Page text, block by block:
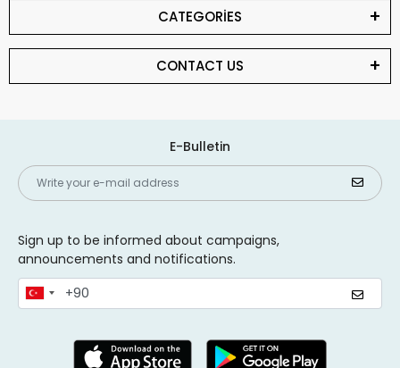
CATEGORİES
CONTACT US
E-Bulletin
Sign up to be informed about campaigns,
announcements and notifications.